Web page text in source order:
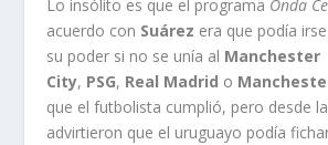
Lo insólito es que el programa Onda
acuerdo con Suárez era que podía
su poder si no se unía al Manchester
City, PSG, Real Madrid o
que el futbolista cumplió, pero desde
advirtieron que el uruguayo podía